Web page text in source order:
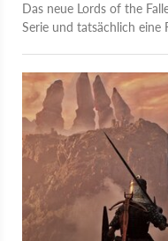
Das neue Lords of the
Serie und tatsächlich
Spaß zu haben. Ein sehr
nützlich, denn das
herausragend gut aus, es
Glück kann Lords of the
überzeugen, sondern
viel Umfang. Ihr könnt
erleben, allerdings gibt es
Einschränkungen. Auf
auch auf die vielen